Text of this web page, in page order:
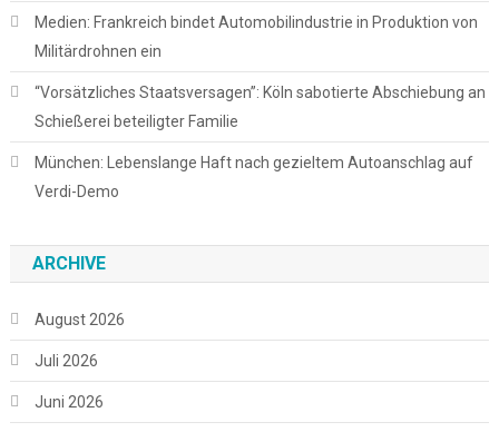
Medien: Frankreich bindet Automobilindustrie in Produktion von
Militärdrohnen ein
“Vorsätzliches Staatsversagen”: Köln sabotierte Abschiebung an
Schießerei beteiligter Familie
München: Lebens­lange Haft nach gezieltem Autoanschlag auf
Verdi-Demo
ARCHIVE
August 2026
Juli 2026
Juni 2026